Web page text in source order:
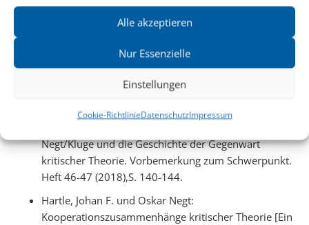
Alle akzeptieren
Nur Essenzielle
Einstellungen
Cookie-RichtlinieDatenschutzImpressum
Gruschka, Andreas: Pädogogische Aufklärung nach
Adorno. Heft 18-19 (2004), S. 188- 200.Hansteen,
»Wie zu lesen sei«. Heft 30-31 (2010),S. 97-124.
Harnischmacher, Iris: Die Revision der Erinnerung im
Denken. Hegels Theorie des Gedächtnisses –
Benjamins Theorie des Eingedenkens. Heft 26-27
Negt/Kluge und die Geschichte der Gegenwart
kritischer Theorie. Vorbemerkung zum Schwerpunkt.
Heft 46-47 (2018),S. 140-144.
Hartle, Johan F. und Oskar Negt:
Kooperationszusammenhänge kritischer Theorie [Ein